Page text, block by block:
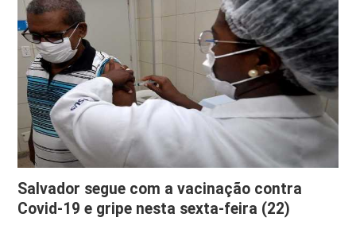
Salvador segue com a vacinação contra
Covid-19 e gripe nesta sexta-feira (22)